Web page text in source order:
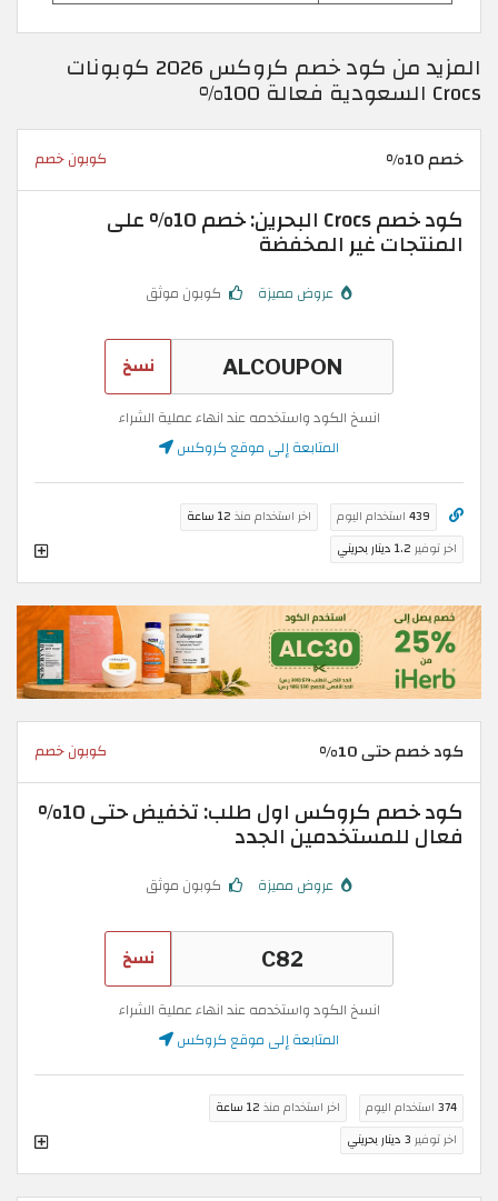
المزيد من كود خصم كروكس 2026 كوبونات
Crocs السعودية فعالة 100%
خصم 10% كوبون خصم
كود خصم Crocs البحرين: خصم 10% على
المنتجات غير المخفضة
عروض مميزة كوبون موثق
نسخ
انسخ الكود واستخدمه عند انهاء عملية الشراء
المتابعة إلى موقع كروكس
439 استخدام اليوم اخر استخدام منذ 12 ساعة
اخر توفير 1.2 دينار بحريني
كود خصم حتى 10% كوبون خصم
كود خصم كروكس اول طلب: تخفيض حتى 10%
فعال للمستخدمين الجدد
عروض مميزة كوبون موثق
نسخ
انسخ الكود واستخدمه عند انهاء عملية الشراء
المتابعة إلى موقع كروكس
374 استخدام اليوم اخر استخدام منذ 12 ساعة
اخر توفير 3 دينار بحريني